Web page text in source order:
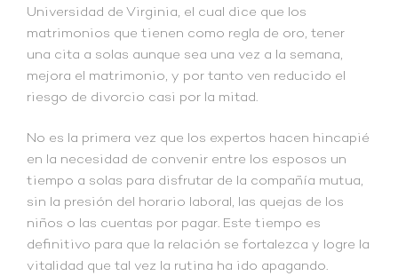
Universidad de Virginia, el cual dice que los
matrimonios que tienen como regla de oro, tener
una cita a solas aunque sea una vez a la semana,
mejora el matrimonio, y por tanto ven reducido el
riesgo de divorcio casi por la mitad.
No es la primera vez que los expertos hacen hincapié
en la necesidad de convenir entre los esposos un
tiempo a solas para disfrutar de la compañía mutua,
sin la presión del horario laboral, las quejas de los
niños o las cuentas por pagar. Este tiempo es
definitivo para que la relación se fortalezca y logre la
vitalidad que tal vez la rutina ha ido apagando.